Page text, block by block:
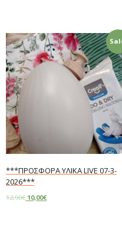
***ΠΡΟΣΦΟΡΑ ΥΛΙΚΑ LIVE 07-3-
2026***
12,90€ 10,00€